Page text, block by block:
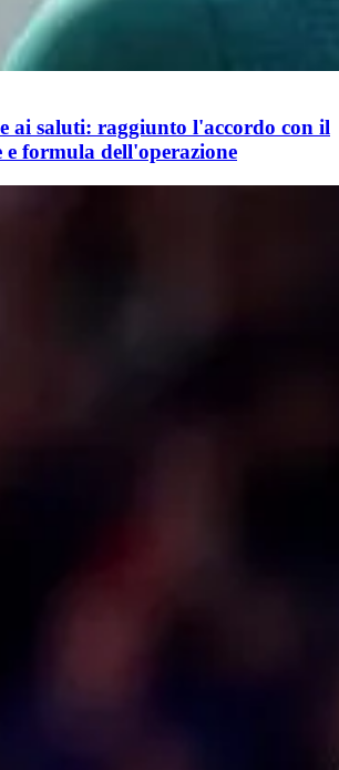
ai saluti: raggiunto l'accordo con il
e formula dell'operazione